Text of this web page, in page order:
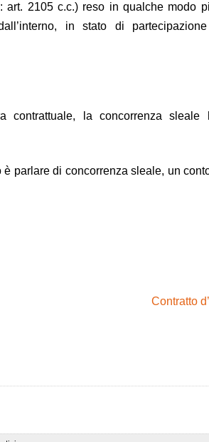
art. 2105 c.c.) reso in qualche modo
in stato di
contrattuale, la concorrenza sleale
è parlare di concorrenza sleale, un
Contratto